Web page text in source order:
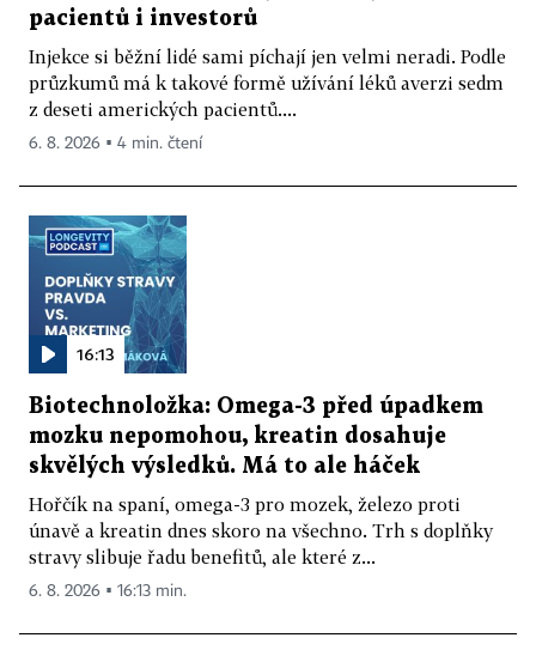
pacientů i investorů
Injekce si běžní lidé sami píchají jen velmi neradi. Podle
průzkumů má k takové formě užívání léků averzi sedm
z deseti amerických pacientů....
6. 8. 2026 ▪ 4 min. čtení
16:13
Biotechnoložka: Omega-3 před úpadkem
mozku nepomohou, kreatin dosahuje
skvělých výsledků. Má to ale háček
Hořčík na spaní, omega-3 pro mozek, železo proti
únavě a kreatin dnes skoro na všechno. Trh s doplňky
stravy slibuje řadu benefitů, ale které z...
6. 8. 2026 ▪ 16:13 min.